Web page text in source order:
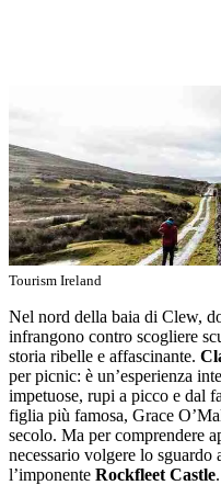
Tourism Ireland
Nel nord della baia di Clew,
infrangono contro scogliere
storia ribelle e affascinante.
per picnic: è un’esperienza
impetuose, rupi a picco e dal
figlia più famosa, Grace
secolo. Ma per comprendere
necessario volgere lo sguardo
l’imponente Rockfleet Castle.